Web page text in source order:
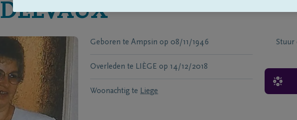
DELVAUX
Geboren te Ampsin op 08/11/1946
Overleden te LIÈGE op 14/12/2018
Woonachtig te Liege
Stuur